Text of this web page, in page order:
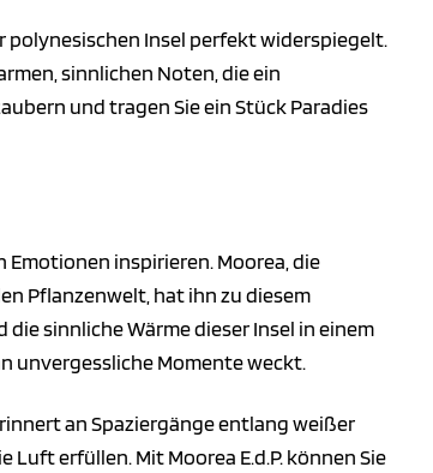
polynesischen Insel perfekt widerspiegelt.
sinnlichen Noten, die ein
und tragen Sie ein Stück Paradies
Emotionen inspirieren. Moorea, die
Pflanzenwelt, hat ihn zu diesem
sinnliche Wärme dieser Insel in einem
unvergessliche Momente weckt.
an Spaziergänge entlang weißer
Luft erfüllen. Mit Moorea E.d.P. können Sie